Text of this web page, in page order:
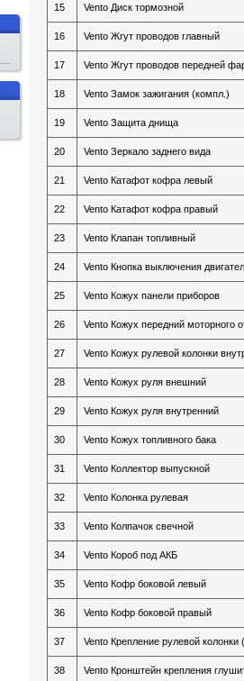
15 Vento Диск тормозной
16 Vento Жгут проводов главный
17 Vento Жгут проводов передней
18 Vento Замок зажигания (компл.)
19 Vento Защита днища
20 Vento Зеркало заднего вида
21 Vento Катафот кофра левый
22 Vento Катафот кофра правый
23 Vento Клапан топливный
24 Vento Кнопка выключения
25 Vento Кожух панели приборов
26 Vento Кожух передний моторного
27 Vento Кожух рулевой колонки
28 Vento Кожух руля внешний
29 Vento Кожух руля внутренний
30 Vento Кожух топливного бака
31 Vento Коллектор выпускной
32 Vento Колонка рулевая
33 Vento Колпачок свечной
34 Vento Короб под АКБ
35 Vento Кофр боковой левый
36 Vento Кофр боковой правый
37 Vento Крепление рулевой колонки
38 Vento Кронштейн крепления